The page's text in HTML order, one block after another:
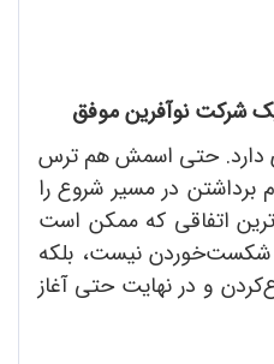
شرکت نوآفرین موفق
حتی اسمش هم ترس
برداشتن در مسیر شروع را
اتفاقی که ممکن است
شکست‌خوردن نیست، بلکه
و در نهایت حتی آغاز